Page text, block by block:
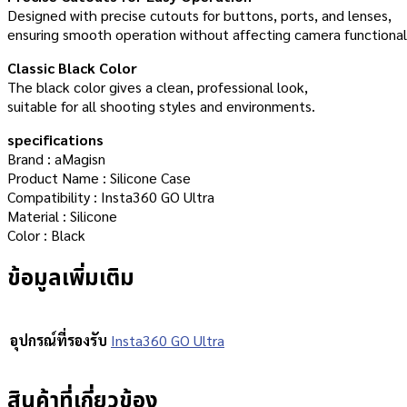
Designed with precise cutouts for buttons, ports, and lenses,
ensuring smooth operation without affecting camera
Classic Black Color
The black color gives a clean, professional look,
suitable for all shooting styles and environments.
specifications
Brand : aMagisn
Product Name : Silicone Case
Compatibility : Insta360 GO Ultra
Material : Silicone
Color : Black
ข้อมูลเพิ่มเติม
อุปกรณ์ที่รองรับ Insta360 GO Ultra
สินค้าที่เกี่ยวข้อง